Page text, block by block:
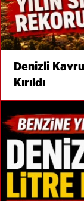
Denizli
Kırıldı